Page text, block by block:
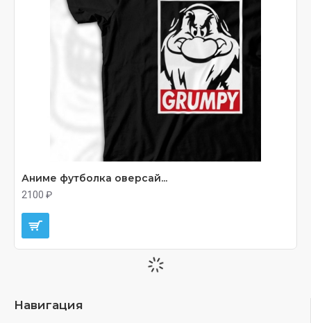
Аниме футболка оверсай...
2100 ₽
Навигация